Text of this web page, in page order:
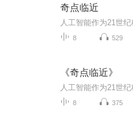
奇点临近
8 529
《奇点临近》
8 375